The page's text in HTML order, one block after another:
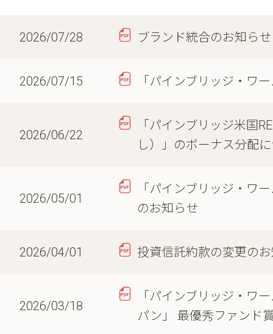
2026/07/28 ブランド統合のお知らせ
2026/07/15 「パインブリッジ・ワ
2026/06/22
「パインブリッジ米国
し）」のボーナス分配
2026/05/01
「パインブリッジ・ワ
のお知らせ
2026/04/01 投資信託約款の変更の
2026/03/18
「パインブリッジ・ワ
パン」 最優秀ファンド